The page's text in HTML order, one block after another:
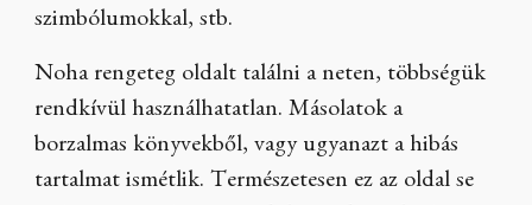
szimbólumokkal, stb.
Noha rengeteg oldalt találni a neten, többségük
rendkívül használhatatlan. Másolatok a
borzalmas könyvekből, vagy ugyanazt a hibás
tartalmat ismétlik. Természetesen ez az oldal se